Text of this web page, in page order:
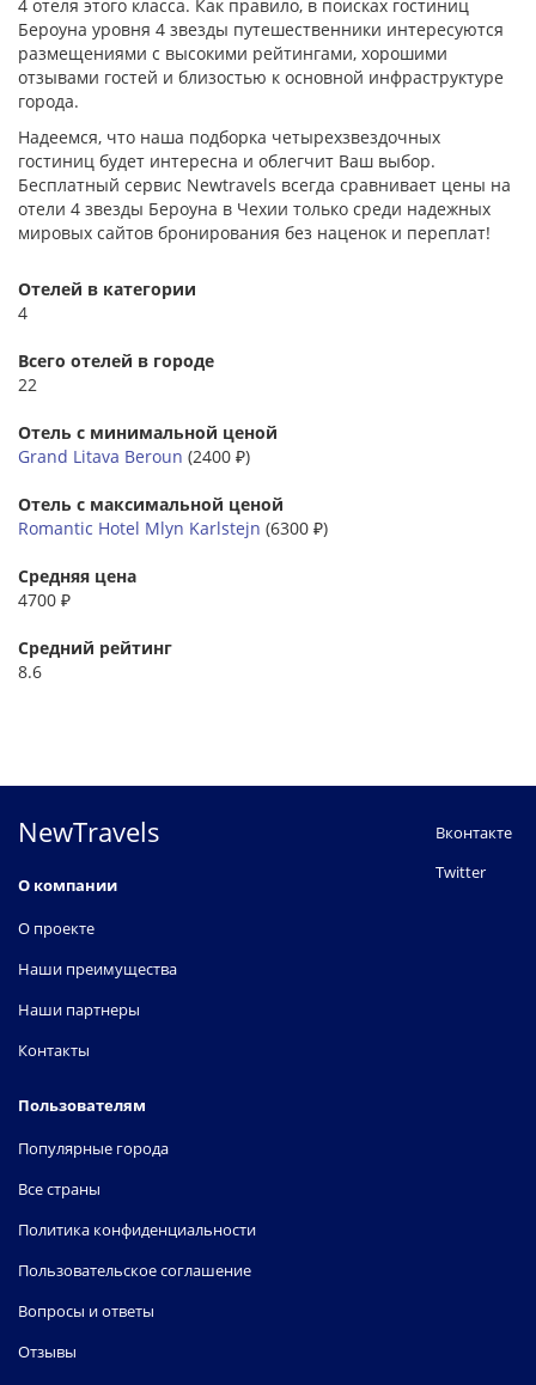
4 отеля этого класса. Как правило, в поисках гостиниц
Бероуна уровня 4 звезды путешественники интересуются
размещениями с высокими рейтингами, хорошими
отзывами гостей и близостью к основной инфраструктуре
города.
Надеемся, что наша подборка четырехзвездочных
гостиниц будет интересна и облегчит Ваш выбор.
Бесплатный сервис Newtravels всегда сравнивает цены на
отели 4 звезды Бероуна в Чехии только среди надежных
мировых сайтов бронирования без наценок и переплат!
Отелей в категории
4
Всего отелей в городе
22
Отель с минимальной ценой
Grand Litava Beroun (2400 ₽)
Отель с максимальной ценой
Romantic Hotel Mlyn Karlstejn (6300 ₽)
Средняя цена
4700 ₽
Средний рейтинг
8.6
NewTravels
О компании
О проекте
Наши преимущества
Наши партнеры
Контакты
Пользователям
Популярные города
Все страны
Политика конфиденциальности
Пользовательское соглашение
Вопросы и ответы
Отзывы
Вконтакте
Twitter